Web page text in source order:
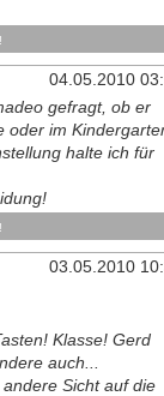
04.05.2010
gefragt, ob er
oder im
halte ich für
03.05.2010
Klasse! Gerd
auch...
Sicht auf die